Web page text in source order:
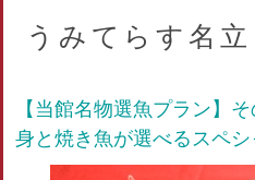
うみてらす名
【当館名物選魚プラン】
身と焼き魚が選べるスペシ